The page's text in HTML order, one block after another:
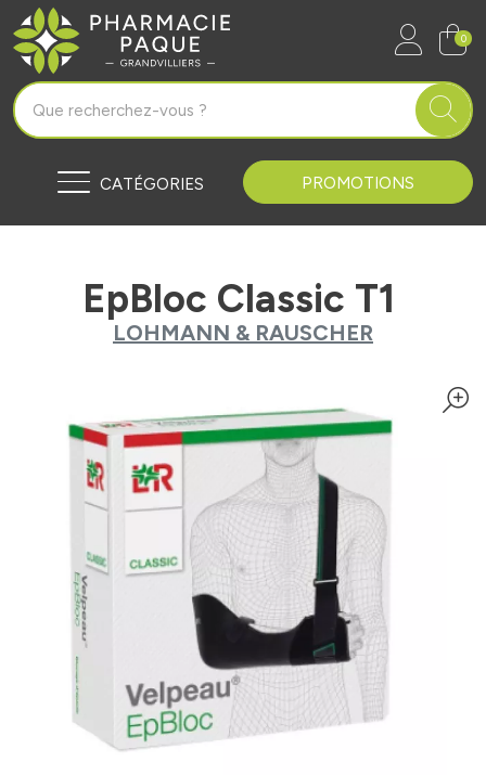
Pharmacie Paque Grandvilliers
0
CATÉGORIES PROMOTIONS
EpBloc Classic T1
LOHMANN & RAUSCHER